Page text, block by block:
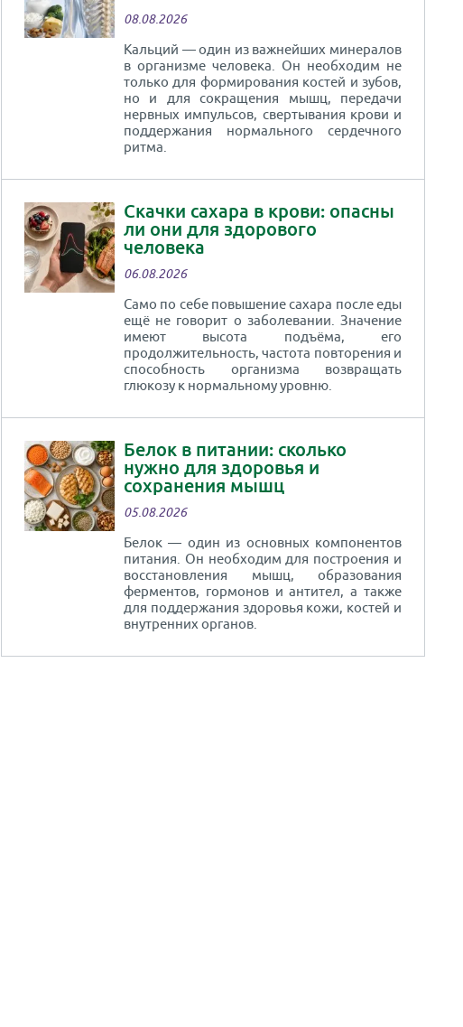
08.08.2026
Кальций — один из важнейших минералов
в организме человека. Он необходим не
только для формирования костей и зубов,
но и для сокращения мышц, передачи
нервных импульсов, свертывания крови и
поддержания нормального сердечного
ритма.
Скачки сахара в крови: опасны
ли они для здорового
человека
06.08.2026
Само по себе повышение сахара после еды
ещё не говорит о заболевании. Значение
имеют высота подъёма, его
продолжительность, частота повторения и
способность организма возвращать
глюкозу к нормальному уровню.
Белок в питании: сколько
нужно для здоровья и
сохранения мышц
05.08.2026
Белок — один из основных компонентов
питания. Он необходим для построения и
восстановления мышц, образования
ферментов, гормонов и антител, а также
для поддержания здоровья кожи, костей и
внутренних органов.